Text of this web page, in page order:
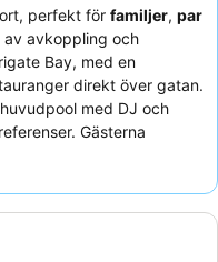
perfekt för familjer, par
av avkoppling och
Bay, med en
direkt över gatan.
med DJ och
Gästerna